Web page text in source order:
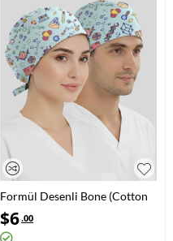
Formül Desenli Bone (Cotton
Likra Kumaş)
$6.00